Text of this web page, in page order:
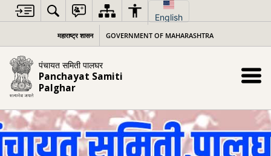
content
English
महाराष्ट्र शासन GOVERNMENT OF MAHARASHTRA
पंचायत समिती पालघर
Panchayat Samiti
Palghar